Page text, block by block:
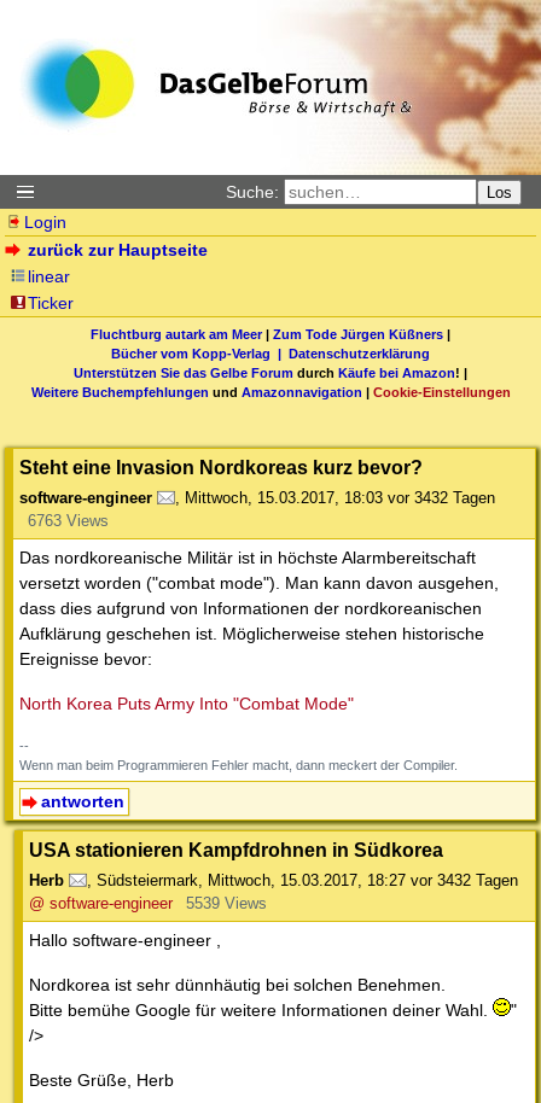
Suche: Los
Login
zurück zur Hauptseite
linear
Ticker
Fluchtburg autark am Meer| Zum Tode Jürgen Küßners |
Bücher vom Kopp-Verlag | Datenschutzerklärung
Unterstützen Sie das Gelbe Forum durch Käufe bei Amazon! |
Weitere Buchempfehlungen und Amazonnavigation | Cookie-Einstellungen
Steht eine Invasion Nordkoreas kurz bevor?
software-engineer , Mittwoch, 15.03.2017, 18:03 vor 3432 Tagen
6763 Views
Das nordkoreanische Militär ist in höchste Alarmbereitschaft
versetzt worden ("combat mode"). Man kann davon ausgehen,
dass dies aufgrund von Informationen der nordkoreanischen
Aufklärung geschehen ist. Möglicherweise stehen historische
Ereignisse bevor:
North Korea Puts Army Into "Combat Mode"
--
Wenn man beim Programmieren Fehler macht, dann meckert der Compiler.
antworten
USA stationieren Kampfdrohnen in Südkorea
Herb , Südsteiermark, Mittwoch, 15.03.2017, 18:27 vor 3432 Tagen
@ software-engineer
5539 Views
Hallo software-engineer ,
Nordkorea ist sehr dünnhäutig bei solchen Benehmen.
Bitte bemühe Google für weitere Informationen deiner Wahl.
"
/>
Beste Grüße, Herb